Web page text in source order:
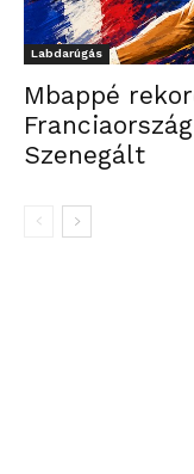
Labdarúgás
Mbappé
Szenegált